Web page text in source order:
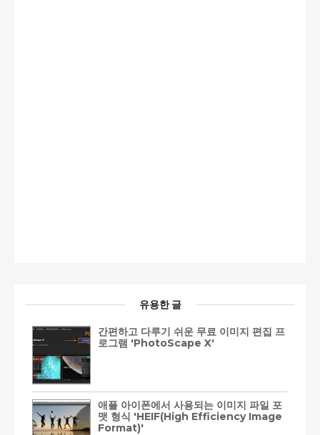
유용한 글
간편하고 다루기 쉬운 무료 이미지 편집 프
로그램 'PhotoScape X'
애플 아이폰에서 사용되는 이미지 파일 포
맷 형식 'HEIF(High Efficiency Image
Format)'